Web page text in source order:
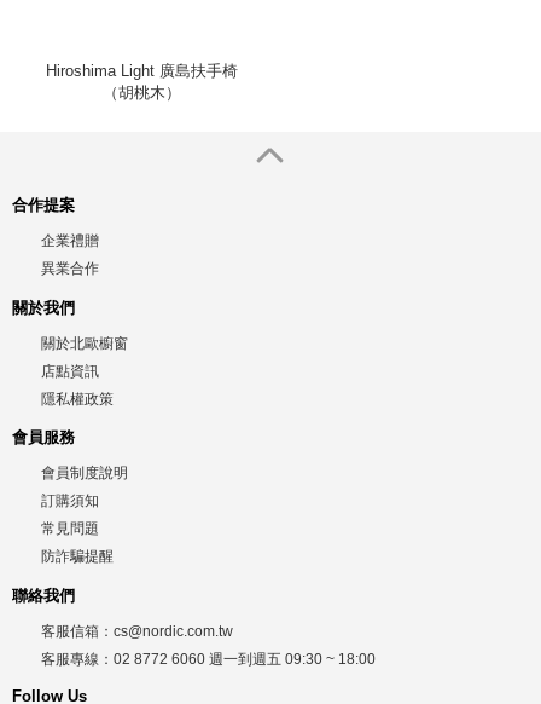
Hiroshima Light 廣島扶手椅
（胡桃木）
合作提案
企業禮贈
異業合作
關於我們
關於北歐櫥窗
店點資訊
隱私權政策
會員服務
會員制度說明
訂購須知
常見問題
防詐騙提醒
聯絡我們
客服信箱： cs@nordic.com.tw
客服專線： 02 8772 6060 週一到週五 09:30 ~ 18:00
Follow Us